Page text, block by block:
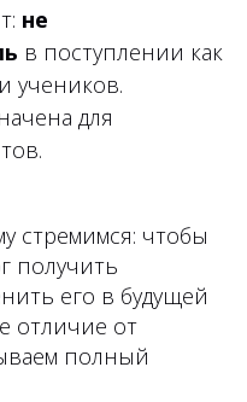
не
в поступлении как
учеников.
для
стремимся: чтобы
получить
его в будущей
отличие от
полный